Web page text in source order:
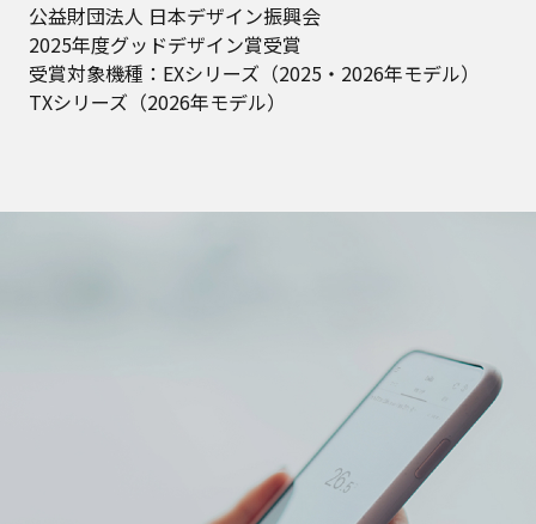
公益財団法人 日本デザイン振興会
2025年度グッドデザイン賞受賞
受賞対象機種：EXシリーズ（2025・2026年モデル）
TXシリーズ（2026年モデル）